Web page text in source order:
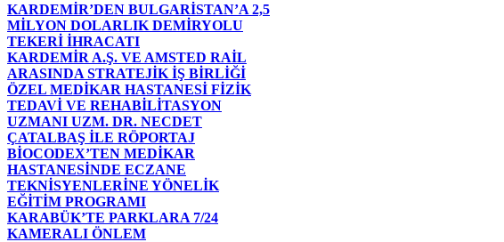
KARDEMİR’DEN BULGARİSTAN’A 2,5
MİLYON DOLARLIK DEMİRYOLU
TEKERİ İHRACATI
KARDEMİR A.Ş. VE AMSTED RAİL
ARASINDA STRATEJİK İŞ BİRLİĞİ
ÖZEL MEDİKAR HASTANESİ FİZİK
TEDAVİ VE REHABİLİTASYON
UZMANI UZM. DR. NECDET
ÇATALBAŞ İLE RÖPORTAJ
BİOCODEX’TEN MEDİKAR
HASTANESİNDE ECZANE
TEKNİSYENLERİNE YÖNELİK
EĞİTİM PROGRAMI
KARABÜK’TE PARKLARA 7/24
KAMERALI ÖNLEM